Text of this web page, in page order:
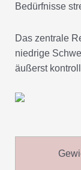
Bedürfnisse
Das zentrale
niedrige
äußerst